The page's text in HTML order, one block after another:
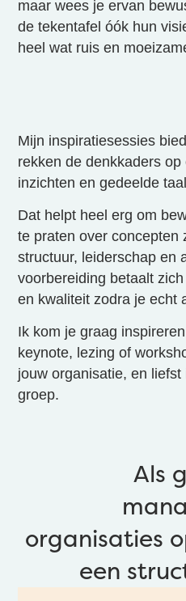
maar wees je ervan
de tekentafel óók hun
heel wat ruis en
Mijn inspiratiesessies
rekken de denkkaders
inzichten en gedeelde
Dat helpt heel erg om
te praten over concepten
structuur, leiderschap en
voorbereiding betaalt
en kwaliteit zodra je echt
Ik kom je graag
keynote, lezing of
jouw organisatie, en
groep.
Als
organisaties
een